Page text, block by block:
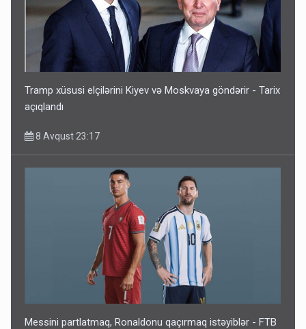
Tramp xüsusi elçilərini Kiyev və Moskvaya göndərir - Tarix
açıqlandı
8 Avqust 23:17
Messini partlatmaq, Ronaldonu qaçırmaq istəyiblər - FTB